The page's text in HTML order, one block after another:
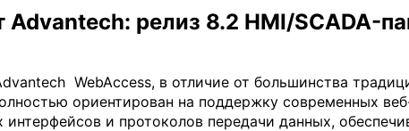
Advantech: релиз 8.2 HMI/SCADA-
WebAccess, в отличие от большинства
ориентирован на поддержку современных
интерфейсов и протоколов передачи данных,